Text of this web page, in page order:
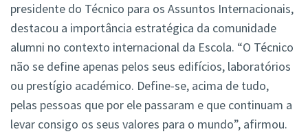
presidente do Técnico para os Assuntos Internacionais,
destacou a importância estratégica da comunidade
alumni no contexto internacional da Escola. “O Técnico
não se define apenas pelos seus edifícios, laboratórios
ou prestígio académico. Define-se, acima de tudo,
pelas pessoas que por ele passaram e que continuam a
levar consigo os seus valores para o mundo”, afirmou.